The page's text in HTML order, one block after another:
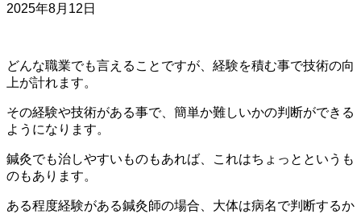
2025年8月12日
どんな職業でも言えることですが、経験を積む事で技術の向
上が計れます。
その経験や技術がある事で、簡単か難しいかの判断ができる
ようになります。
鍼灸でも治しやすいものもあれば、これはちょっとというも
のもあります。
ある程度経験がある鍼灸師の場合、大体は病名で判断するか